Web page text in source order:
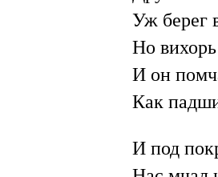
Уж берег
Но
И он
Как
И под